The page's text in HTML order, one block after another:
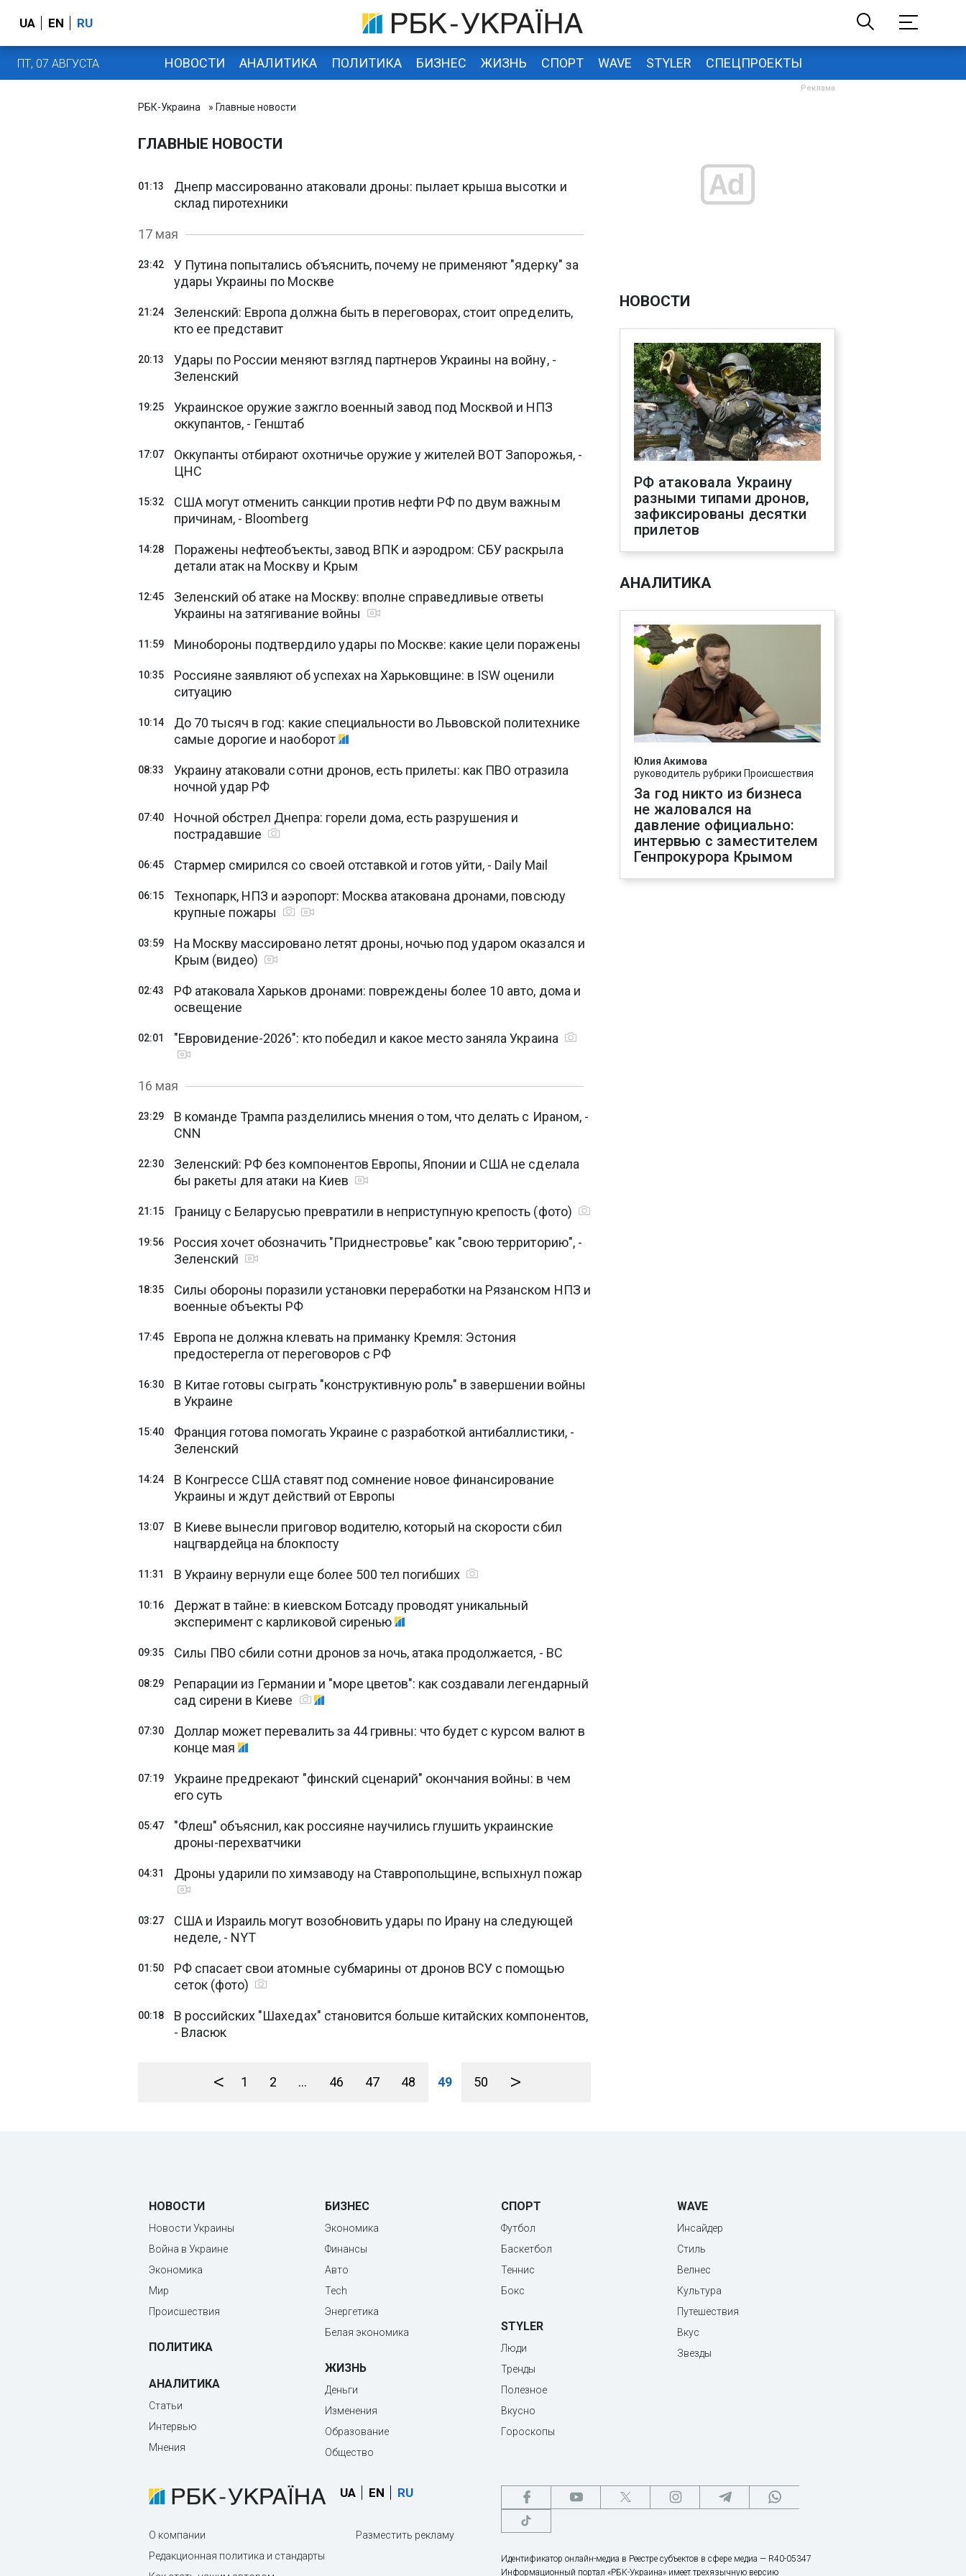
UA EN RU
ПТ, 07 АВГУСТА НОВОСТИ АНАЛИТИКА ПОЛИТИКА БИЗНЕС ЖИЗНЬ СПОРТ WAVE STYLER СПЕЦПРОЕКТЫ
РБК-Украина » Главные новости
ГЛАВНЫЕ НОВОСТИ
01:13
Днепр массированно атаковали дроны: пылает крыша высотки и
склад пиротехники
17 мая
23:42
У Путина попытались объяснить, почему не применяют "ядерку" за
удары Украины по Москве
21:24
Зеленский: Европа должна быть в переговорах, стоит определить,
кто ее представит
20:13
Удары по России меняют взгляд партнеров Украины на войну, -
Зеленский
19:25
Украинское оружие зажгло военный завод под Москвой и НПЗ
оккупантов, - Генштаб
17:07
Оккупанты отбирают охотничье оружие у жителей ВОТ Запорожья, -
ЦНС
15:32
США могут отменить санкции против нефти РФ по двум важным
причинам, - Bloomberg
14:28
Поражены нефтеобъекты, завод ВПК и аэродром: СБУ раскрыла
детали атак на Москву и Крым
12:45
Зеленский об атаке на Москву: вполне справедливые ответы
Украины на затягивание войны
11:59 Минобороны подтвердило удары по Москве: какие цели поражены
10:35
Россияне заявляют об успехах на Харьковщине: в ISW оценили
ситуацию
10:14
До 70 тысяч в год: какие специальности во Львовской политехнике
самые дорогие и наоборот
08:33
Украину атаковали сотни дронов, есть прилеты: как ПВО отразила
ночной удар РФ
07:40
Ночной обстрел Днепра: горели дома, есть разрушения и
пострадавшие
06:45 Стармер смирился со своей отставкой и готов уйти, - Daily Mail
06:15
Технопарк, НПЗ и аэропорт: Москва атакована дронами, повсюду
крупные пожары
03:59
На Москву массировано летят дроны, ночью под ударом оказался и
Крым (видео)
02:43
РФ атаковала Харьков дронами: повреждены более 10 авто, дома и
освещение
02:01 "Евровидение-2026": кто победил и какое место заняла Украина
16 мая
23:29
В команде Трампа разделились мнения о том, что делать с Ираном, -
CNN
22:30
Зеленский: РФ без компонентов Европы, Японии и США не сделала
бы ракеты для атаки на Киев
21:15 Границу с Беларусью превратили в неприступную крепость (фото)
19:56
Россия хочет обозначить "Приднестровье" как "свою территорию", -
Зеленский
18:35
Силы обороны поразили установки переработки на Рязанском НПЗ и
военные объекты РФ
17:45
Европа не должна клевать на приманку Кремля: Эстония
предостерегла от переговоров с РФ
16:30
В Китае готовы сыграть "конструктивную роль" в завершении войны
в Украине
15:40
Франция готова помогать Украине с разработкой антибаллистики, -
Зеленский
14:24
В Конгрессе США ставят под сомнение новое финансирование
Украины и ждут действий от Европы
13:07
В Киеве вынесли приговор водителю, который на скорости сбил
нацгвардейца на блокпосту
11:31 В Украину вернули еще более 500 тел погибших
10:16
Держат в тайне: в киевском Ботсаду проводят уникальный
эксперимент с карликовой сиренью
09:35 Силы ПВО сбили сотни дронов за ночь, атака продолжается, - ВС
08:29
Репарации из Германии и "море цветов": как создавали легендарный
сад сирени в Киеве
07:30
Доллар может перевалить за 44 гривны: что будет с курсом валют в
конце мая
07:19
Украине предрекают "финский сценарий" окончания войны: в чем
его суть
05:47
"Флеш" объяснил, как россияне научились глушить украинские
дроны-перехватчики
04:31 Дроны ударили по химзаводу на Ставропольщине, вспыхнул пожар
03:27
США и Израиль могут возобновить удары по Ирану на следующей
неделе, - NYT
01:50
РФ спасает свои атомные субмарины от дронов ВСУ с помощью
сеток (фото)
00:18
В российских "Шахедах" становится больше китайских компонентов,
- Власюк
< 1 2 ... 46 47 48 49 50 >
НОВОСТИ
РФ атаковала Украину
разными типами дронов,
зафиксированы десятки
прилетов
АНАЛИТИКА
Юлия Акимова
руководитель рубрики Происшествия
За год никто из бизнеса
не жаловался на
давление официально:
интервью с заместителем
Генпрокурора Крымом
НОВОСТИ
Новости Украины
Война в Украине
Экономика
Мир
Происшествия
ПОЛИТИКА
АНАЛИТИКА
Статьи
Интервью
Мнения
БИЗНЕС
Экономика
Финансы
Авто
Tech
Энергетика
Белая экономика
ЖИЗНЬ
Деньги
Изменения
Образование
Общество
СПОРТ
Футбол
Баскетбол
Теннис
Бокс
STYLER
Люди
Тренды
Полезное
Вкусно
Гороскопы
WAVE
Инсайдер
Стиль
Велнес
Культура
Путешествия
Вкус
Звезды
UA EN RU
О компании
Редакционная политика и стандарты
Разместить рекламу
Идентификатор онлайн-медиа в Реестре субъектов в сфере медиа — R40-05347
Информационный портал «РБК-Украина» имеет трехязычную версию